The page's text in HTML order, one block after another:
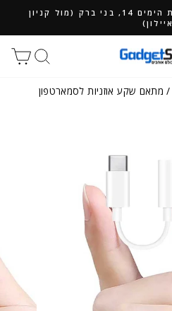
בואו לבקר בחנותינו: ששת הימים 14, בני ברק (מול קניון
איילון)
חיפוש
/מתאם שקע אוזניות לסמארטפון